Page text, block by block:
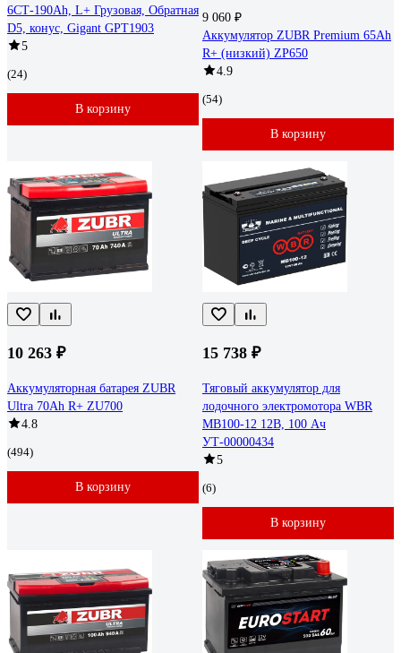
6СТ-190Ah, L+ Грузовая, Обратная
D5, конус, Gigant GPT1903
5
(24)
В корзину
9 060 ₽
Аккумулятор ZUBR Premium 65Ah
R+ (низкий) ZP650
4.9
(54)
В корзину
10 263 ₽
Аккумуляторная батарея ZUBR
Ultra 70Ah R+ ZU700
4.8
(494)
В корзину
15 738 ₽
Тяговый аккумулятор для
лодочного электромотора WBR
MB100-12 12В, 100 Ач
УТ-00000434
5
(6)
В корзину